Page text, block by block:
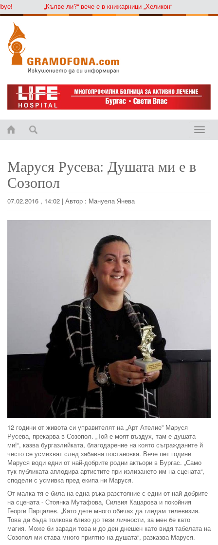
„Кълве ли?“ вече е в книжарници „Хеликон“
Toggle
Маруся Русева: Душата ми е в
Созопол
07.02.2016 , 14:02 | Автор : Мануела Янева
12 години от живота си управителят на „Арт Ателие” Маруся
Русева, прекарва в Созопол. „Той е моят въздух, там е душата
ми!“, казва бургазлийката, благодарение на която съгражданите й
често се усмихват след забавна постановка. Вече пет години
Маруся води едни от най-добрите родни актьори в Бургас. „Само
тук публиката аплодира артистите при излизането им на сцената“,
сподели с усмивка пред екипа ни Маруся.
От малка тя е била на една ръка разстояние с едни от най-добрите
на сцената - Стоянка Мутафова, Силвия Кацарова и покойния
Георги Парцалев. „Като дете много обичах да гледам телевизия.
Това да бъда толкова близо до тези личности, за мен бе като
магия. Може би заради това и до ден днешен като видя табелата на
Созопол ми става много приятно на душата“, разказва Маруся.